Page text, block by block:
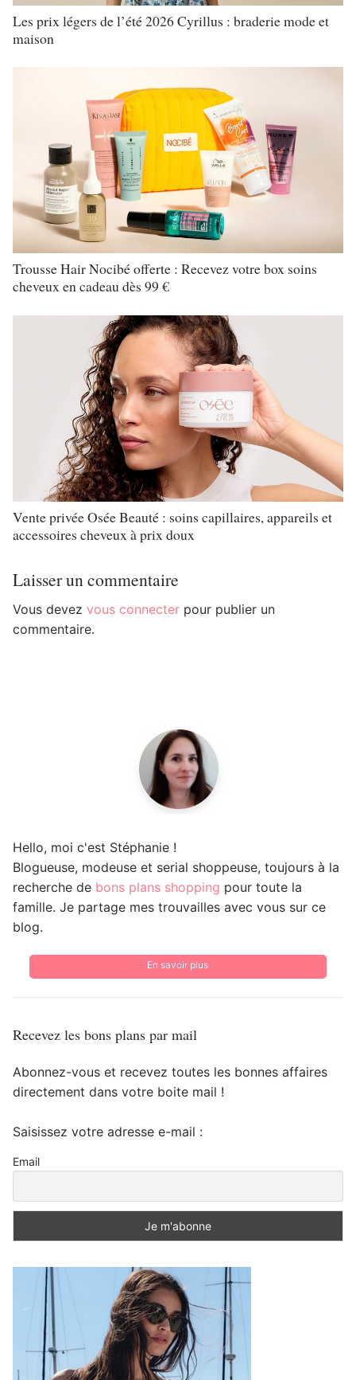
Les prix légers de l’été 2026 Cyrillus : braderie mode et
maison
Trousse Hair Nocibé offerte : Recevez votre box soins
cheveux en cadeau dès 99 €
Vente privée Osée Beauté : soins capillaires, appareils et
accessoires cheveux à prix doux
Laisser un commentaire
Vous devez vous connecter pour publier un
commentaire.
Hello, moi c'est Stéphanie !
Blogueuse, modeuse et serial shoppeuse, toujours à la
recherche de bons plans shopping pour toute la
famille. Je partage mes trouvailles avec vous sur ce
blog.
En savoir plus
Recevez les bons plans par mail
Abonnez-vous et recevez toutes les bonnes affaires
directement dans votre boite mail !
Saisissez votre adresse e-mail :
Email